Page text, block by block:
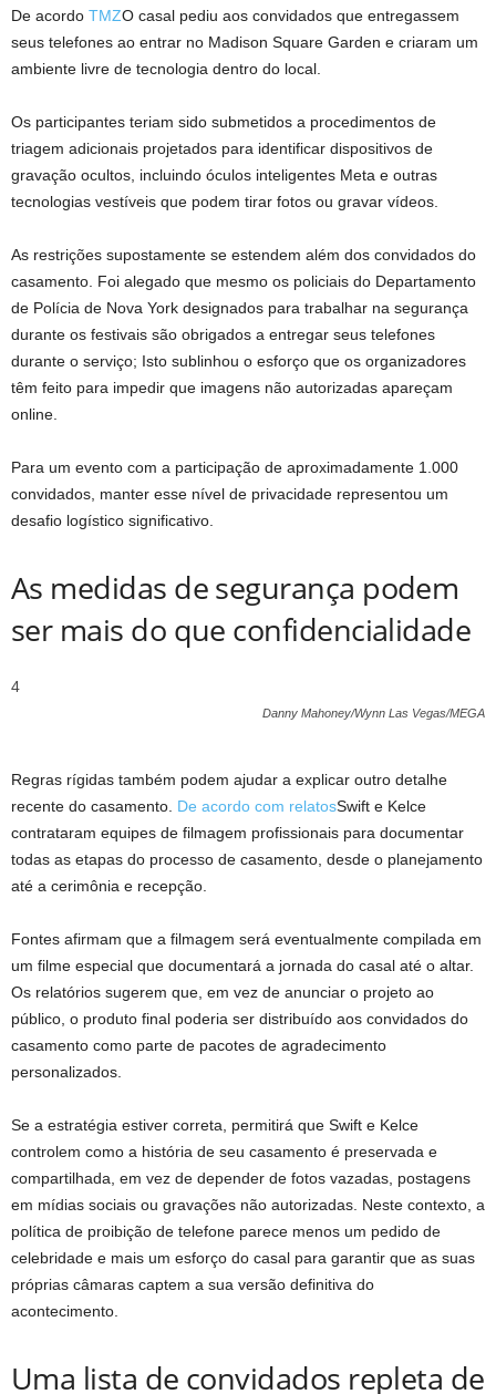
De acordo TMZO casal pediu aos convidados que entregassem
seus telefones ao entrar no Madison Square Garden e criaram um
ambiente livre de tecnologia dentro do local.
Os participantes teriam sido submetidos a procedimentos de
triagem adicionais projetados para identificar dispositivos de
gravação ocultos, incluindo óculos inteligentes Meta e outras
tecnologias vestíveis que podem tirar fotos ou gravar vídeos.
As restrições supostamente se estendem além dos convidados do
casamento. Foi alegado que mesmo os policiais do Departamento
de Polícia de Nova York designados para trabalhar na segurança
durante os festivais são obrigados a entregar seus telefones
durante o serviço; Isto sublinhou o esforço que os organizadores
têm feito para impedir que imagens não autorizadas apareçam
online.
Para um evento com a participação de aproximadamente 1.000
convidados, manter esse nível de privacidade representou um
desafio logístico significativo.
As medidas de segurança podem
ser mais do que confidencialidade
4
Danny Mahoney/Wynn Las Vegas/MEGA
Regras rígidas também podem ajudar a explicar outro detalhe
recente do casamento. De acordo com relatosSwift e Kelce
contrataram equipes de filmagem profissionais para documentar
todas as etapas do processo de casamento, desde o planejamento
até a cerimônia e recepção.
Fontes afirmam que a filmagem será eventualmente compilada em
um filme especial que documentará a jornada do casal até o altar.
Os relatórios sugerem que, em vez de anunciar o projeto ao
público, o produto final poderia ser distribuído aos convidados do
casamento como parte de pacotes de agradecimento
personalizados.
Se a estratégia estiver correta, permitirá que Swift e Kelce
controlem como a história de seu casamento é preservada e
compartilhada, em vez de depender de fotos vazadas, postagens
em mídias sociais ou gravações não autorizadas. Neste contexto, a
política de proibição de telefone parece menos um pedido de
celebridade e mais um esforço do casal para garantir que as suas
próprias câmaras captem a sua versão definitiva do
acontecimento.
Uma lista de convidados repleta de